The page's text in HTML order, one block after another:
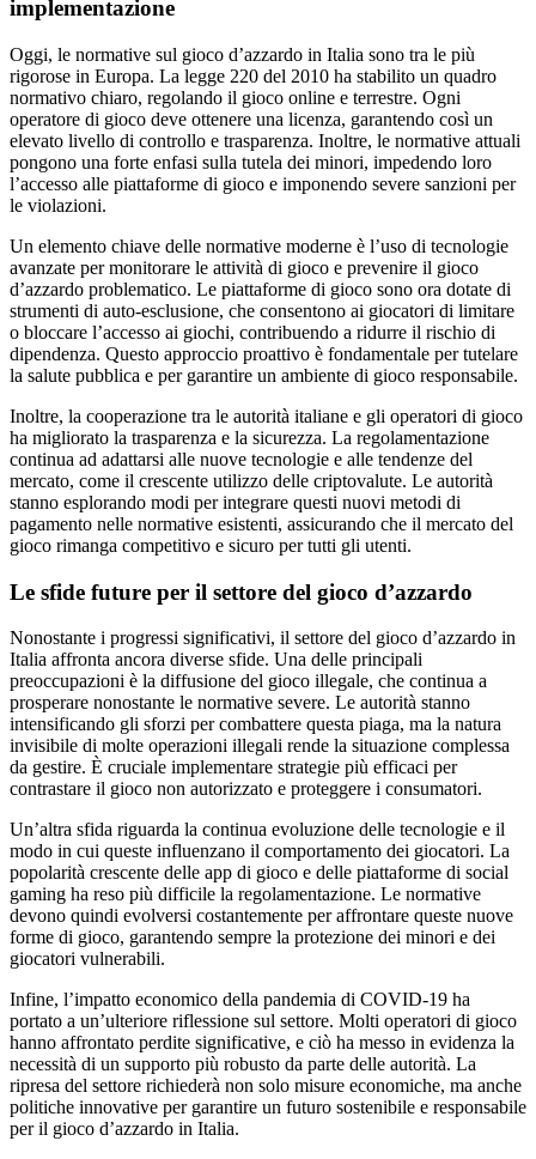
implementazione
Oggi, le normative sul gioco d’azzardo in Italia sono tra le più
rigorose in Europa. La legge 220 del 2010 ha stabilito un quadro
normativo chiaro, regolando il gioco online e terrestre. Ogni
operatore di gioco deve ottenere una licenza, garantendo così un
elevato livello di controllo e trasparenza. Inoltre, le normative attuali
pongono una forte enfasi sulla tutela dei minori, impedendo loro
l’accesso alle piattaforme di gioco e imponendo severe sanzioni per
le violazioni.
Un elemento chiave delle normative moderne è l’uso di tecnologie
avanzate per monitorare le attività di gioco e prevenire il gioco
d’azzardo problematico. Le piattaforme di gioco sono ora dotate di
strumenti di auto-esclusione, che consentono ai giocatori di limitare
o bloccare l’accesso ai giochi, contribuendo a ridurre il rischio di
dipendenza. Questo approccio proattivo è fondamentale per tutelare
la salute pubblica e per garantire un ambiente di gioco responsabile.
Inoltre, la cooperazione tra le autorità italiane e gli operatori di gioco
ha migliorato la trasparenza e la sicurezza. La regolamentazione
continua ad adattarsi alle nuove tecnologie e alle tendenze del
mercato, come il crescente utilizzo delle criptovalute. Le autorità
stanno esplorando modi per integrare questi nuovi metodi di
pagamento nelle normative esistenti, assicurando che il mercato del
gioco rimanga competitivo e sicuro per tutti gli utenti.
Le sfide future per il settore del gioco d’azzardo
Nonostante i progressi significativi, il settore del gioco d’azzardo in
Italia affronta ancora diverse sfide. Una delle principali
preoccupazioni è la diffusione del gioco illegale, che continua a
prosperare nonostante le normative severe. Le autorità stanno
intensificando gli sforzi per combattere questa piaga, ma la natura
invisibile di molte operazioni illegali rende la situazione complessa
da gestire. È cruciale implementare strategie più efficaci per
contrastare il gioco non autorizzato e proteggere i consumatori.
Un’altra sfida riguarda la continua evoluzione delle tecnologie e il
modo in cui queste influenzano il comportamento dei giocatori. La
popolarità crescente delle app di gioco e delle piattaforme di social
gaming ha reso più difficile la regolamentazione. Le normative
devono quindi evolversi costantemente per affrontare queste nuove
forme di gioco, garantendo sempre la protezione dei minori e dei
giocatori vulnerabili.
Infine, l’impatto economico della pandemia di COVID-19 ha
portato a un’ulteriore riflessione sul settore. Molti operatori di gioco
hanno affrontato perdite significative, e ciò ha messo in evidenza la
necessità di un supporto più robusto da parte delle autorità. La
ripresa del settore richiederà non solo misure economiche, ma anche
politiche innovative per garantire un futuro sostenibile e responsabile
per il gioco d’azzardo in Italia.